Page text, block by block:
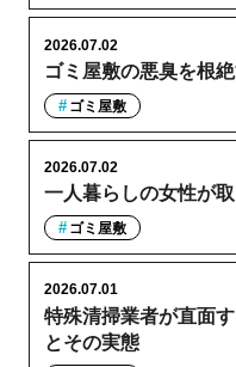
ゴミ屋敷の悪臭を根
2026.07.02
ゴミ屋敷
一人暮らしの女性が
2026.07.02
ゴミ屋敷
特殊清掃業者が直面
とその実態
2026.07.01